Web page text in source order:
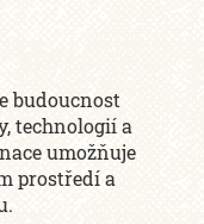
budoucnost
technologií a
umožňuje
prostředí a